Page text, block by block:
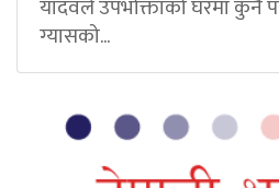
यादवले उपभोक्ताको घरमा कुनै
ग्यासको...